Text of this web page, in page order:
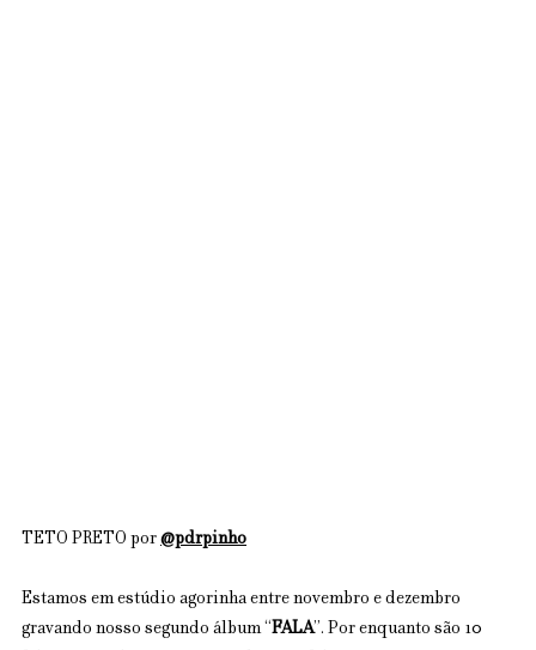
TETO PRETO por @pdrpinho
Estamos em estúdio agorinha entre novembro e dezembro
gravando nosso segundo álbum “ FALA”. Por enquanto são 10